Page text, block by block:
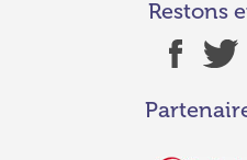
Restons